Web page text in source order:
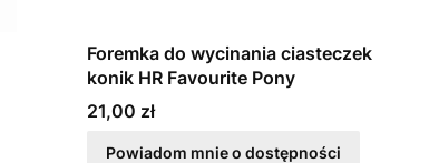
Foremka do wycinania ciasteczek
konik HR Favourite Pony
Cena
21,00 zł
Powiadom mnie o dostępności